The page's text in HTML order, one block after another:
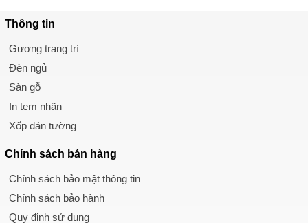
Thông tin
Gương trang trí
Đèn ngủ
Sàn gỗ
In tem nhãn
Xốp dán tường
Chính sách bán hàng
Chính sách bảo mật thông tin
Chính sách bảo hành
Quy định sử dụng